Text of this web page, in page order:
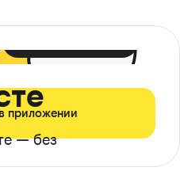
— без
приложении